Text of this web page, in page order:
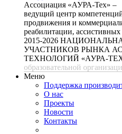
Ассоциация «АУРА-Тех» –
ведущий центр
продвижения и
реабилитации,
2015-2026
УЧАСТНИКОВ РЫНКА
ТЕХНОЛОГИЙ «АУРА-
образовательной
Меню
Поддержка
О нас
Проекты
Новости
Контакты